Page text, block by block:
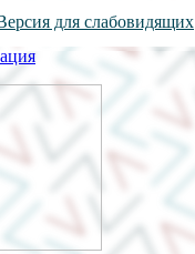
для слабовидящих